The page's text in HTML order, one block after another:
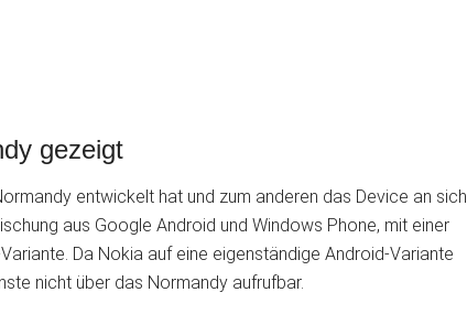
gezeigt
entwickelt hat und zum anderen das Device an sich
aus Google Android und Windows Phone, mit einer
Da Nokia auf eine eigenständige Android-Variante
nicht über das Normandy aufrufbar.